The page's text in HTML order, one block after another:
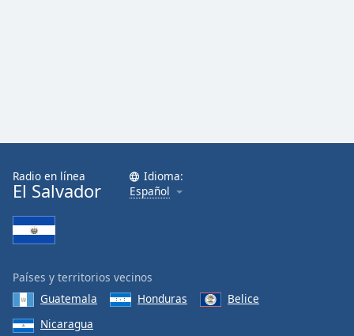
Radio en línea
El Salvador
Idioma:
Español
Países y territorios vecinos
Guatemala
Honduras
Belice
Nicaragua